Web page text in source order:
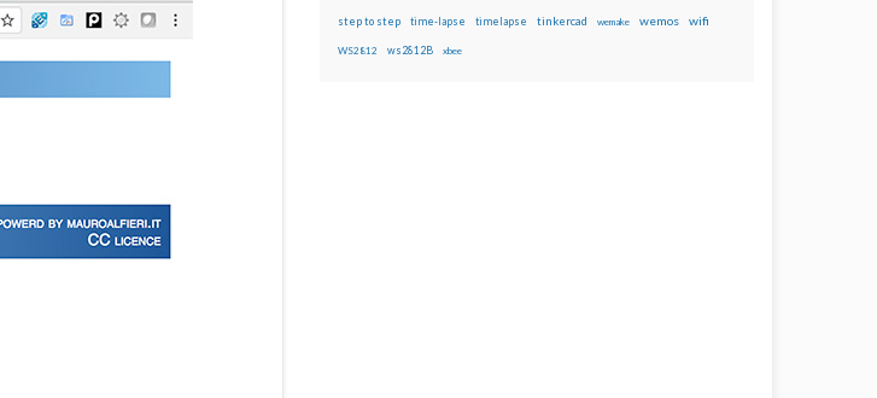
step to step time-lapse timelapse tinkercad wemake wemos wifi
WS2812 ws2812B xbee